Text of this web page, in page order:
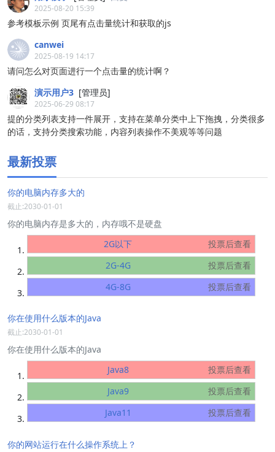
2025-08-20 15:39
参考模板示例 页尾有点击量统计和获取的js
canwei
2025-08-19 14:17
请问怎么对页面进行一个点击量的统计啊？
演示用户3 [管理员]
2025-06-29 08:17
提的分类列表支持一件展开，支持在菜单分类中上下拖拽，分类很多
的话，支持分类搜索功能，内容列表操作不美观等等问题
最新投票
你的电脑内存多大的
截止:2030-01-01
你的电脑内存是多大的，内存哦不是硬盘
2G以下
投票后查看
2G-4G
投票后查看
4G-8G
投票后查看
你在使用什么版本的Java
截止:2030-01-01
你在使用什么版本的Java
Java8
投票后查看
Java9
投票后查看
Java11
投票后查看
你的网站运行在什么操作系统上？